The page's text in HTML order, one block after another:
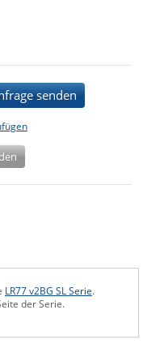
senden
LR77 v2BG SL Serie.
der Serie.